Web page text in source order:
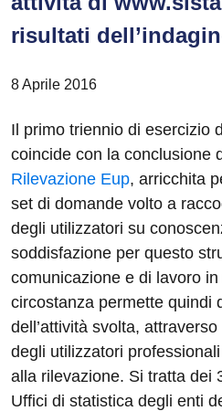
risultati
8 Aprile 2016
Il primo triennio di esercizio
coincide con la conclusione
Rilevazione Eup, arricchita
set di domande volto a
degli utilizzatori su
soddisfazione per questo
comunicazione e di lavoro
circostanza permette quindi
dell’attività svolta,
degli utilizzatori
alla rilevazione. Si tratta dei
Uffici di statistica degli enti